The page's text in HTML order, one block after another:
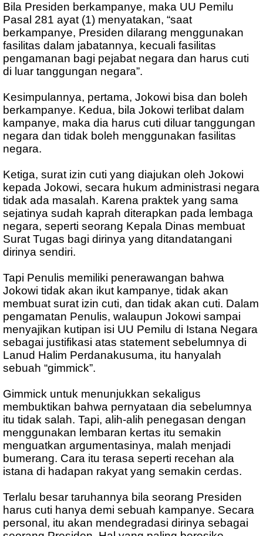
Bila Presiden berkampanye, maka UU Pemilu
Pasal 281 ayat (1) menyatakan, “saat
berkampanye, Presiden dilarang menggunakan
fasilitas dalam jabatannya, kecuali fasilitas
pengamanan bagi pejabat negara dan harus cuti
di luar tanggungan negara”.
Kesimpulannya, pertama, Jokowi bisa dan boleh
berkampanye. Kedua, bila Jokowi terlibat dalam
kampanye, maka dia harus cuti diluar tanggungan
negara dan tidak boleh menggunakan fasilitas
negara.
Ketiga, surat izin cuti yang diajukan oleh Jokowi
kepada Jokowi, secara hukum administrasi negara
tidak ada masalah. Karena praktek yang sama
sejatinya sudah kaprah diterapkan pada lembaga
negara, seperti seorang Kepala Dinas membuat
Surat Tugas bagi dirinya yang ditandatangani
dirinya sendiri.
Tapi Penulis memiliki penerawangan bahwa
Jokowi tidak akan ikut kampanye, tidak akan
membuat surat izin cuti, dan tidak akan cuti. Dalam
pengamatan Penulis, walaupun Jokowi sampai
menyajikan kutipan isi UU Pemilu di Istana Negara
sebagai justifikasi atas statement sebelumnya di
Lanud Halim Perdanakusuma, itu hanyalah
sebuah “gimmick”.
Gimmick untuk menunjukkan sekaligus
membuktikan bahwa pernyataan dia sebelumnya
itu tidak salah. Tapi, alih-alih penegasan dengan
menggunakan lembaran kertas itu semakin
menguatkan argumentasinya, malah menjadi
bumerang. Cara itu terasa seperti recehan ala
istana di hadapan rakyat yang semakin cerdas.
Terlalu besar taruhannya bila seorang Presiden
harus cuti hanya demi sebuah kampanye. Secara
personal, itu akan mendegradasi dirinya sebagai